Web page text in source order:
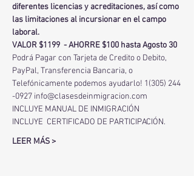
diferentes licencias y acreditaciones, así como
las limitaciones al incursionar en el campo
laboral.
VALOR $1199  - AHORRE $100 hasta Agosto 30
Podrá Pagar con Tarjeta de Credito o Debito,
PayPal, Transferencia Bancaria, o
Telefónicamente podemos ayudarlo! 1(305) 244
-0927 info@clasesdeinmigracion.com
INCLUYE MANUAL DE INMIGRACIÓN
INCLUYE  CERTIFICADO DE PARTICIPACIÓN.
LEER MÁS >